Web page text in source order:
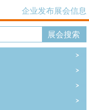
企业发布展会信息